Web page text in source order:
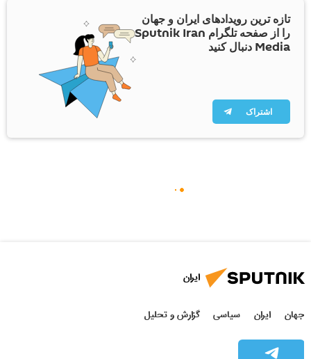
تازه ترین رویدادهای ایران و جهان
را از صفحه تلگرام Sputnik Iran
Media دنبال کنید
اشتراک
ایران
جهان ایران سیاسی گزارش و تحلیل